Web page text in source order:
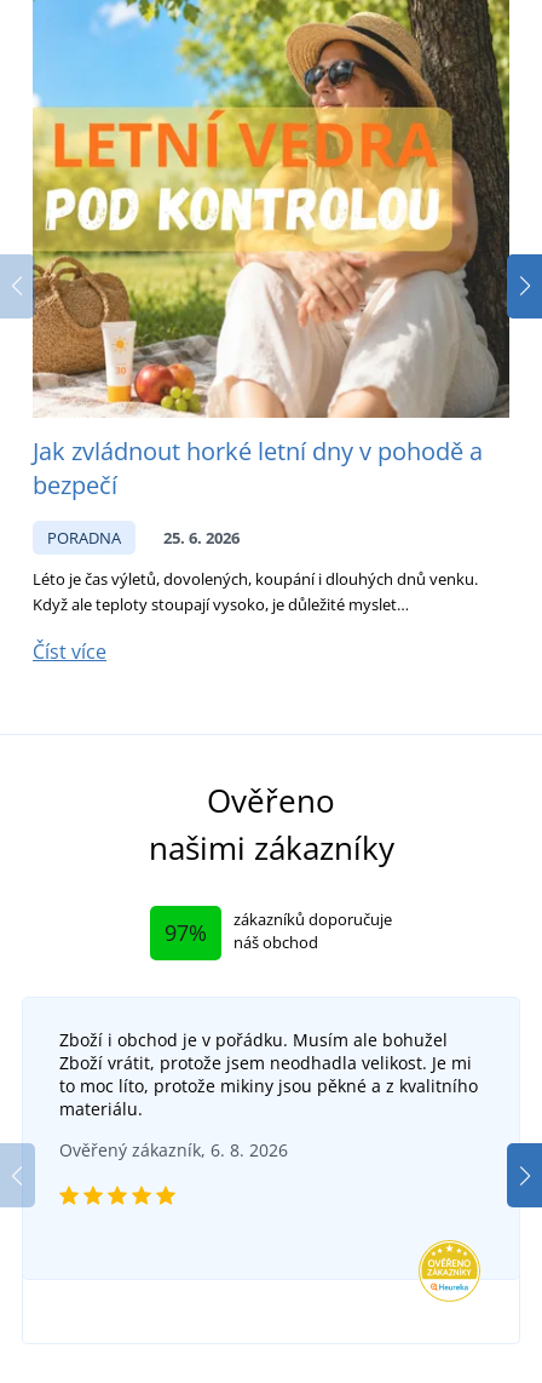
Jak zvládnout horké letní dny v pohodě a
bezpečí
PORADNA
25. 6. 2026
Léto je čas výletů, dovolených, koupání i dlouhých dnů venku.
Když ale teploty stoupají vysoko, je důležité myslet…
Číst více
Ověřeno
našimi zákazníky
97%
zákazníků doporučuje
náš obchod
Zboží i obchod je v pořádku. Musím ale bohužel
Zboží vrátit, protože jsem neodhadla velikost. Je mi
to moc líto, protože mikiny jsou pěkné a z kvalitního
materiálu.
Ověřený zákazník, 6. 8. 2026